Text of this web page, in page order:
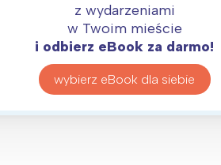
z wydarzeniami
w Twoim mieście
i odbierz eBook za darmo!
wybierz eBook dla siebie
Kraków
Południe
Północ
Wszystkie